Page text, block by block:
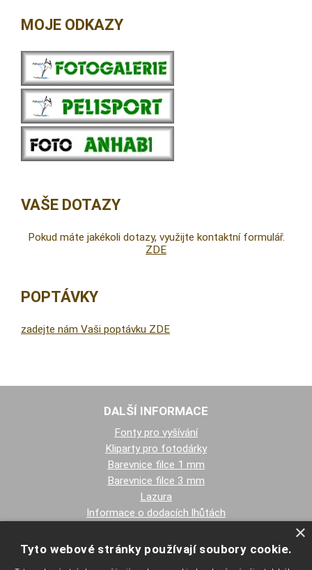
MOJE ODKAZY
VAŠE DOTAZY
Pokud máte jakékoli dotazy, využijte kontaktní formulář.
ZDE
POPTÁVKY
zadejte nám Vaši poptávku ZDE
DALŠÍ INFORMACE
Fonty pro vyšívání
Kliparty pro fotodárky
Barevnice filce 1 mm
Barevnice filce 3 mm
Lazura
Informace o dodacích lhůtách
PŘEJETE SI ZASÍLAT EMAILY NEWSLETTER ?
×
Tyto webové stránky používají soubory cookie.